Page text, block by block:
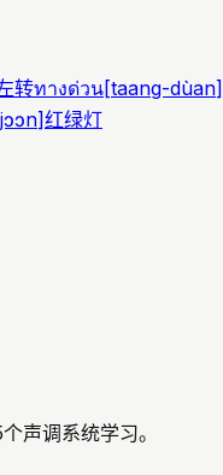
转ทางด่วน[taang-dùan]
]红绿灯
声调系统学习。